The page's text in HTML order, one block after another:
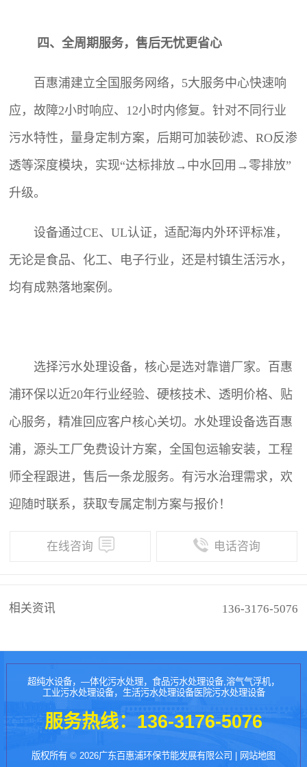
四、全周期服务，售后无忧更省心
百惠浦建立全国服务网络，5大服务中心快速响
应，故障2小时响应、12小时内修复。针对不同行业
污水特性，量身定制方案，后期可加装砂滤、RO反渗
透等深度模块，实现“达标排放→中水回用→零排放”
升级。
设备通过CE、UL认证，适配海内外环评标准，
无论是食品、化工、电子行业，还是村镇生活污水，
均有成熟落地案例。
选择污水处理设备，核心是选对靠谱厂家。百惠
浦环保以近20年行业经验、硬核技术、透明价格、贴
心服务，精准回应客户核心关切。水处理设备选百惠
浦，源头工厂免费设计方案，全国包运输安装，工程
师全程跟进，售后一条龙服务。有污水治理需求，欢
迎随时联系，获取专属定制方案与报价！
在线咨询 电话咨询
相关资讯 136-3176-5076
超纯水设备，—体化污水处理，食品污水处理设备,溶气气浮机，
工业污水处理设备，生活污水处理设备医院污水处理设备
服务热线：136-3176-5076
版权所有 © 2026广东百惠浦环保节能发展有限公司 | 网站地图